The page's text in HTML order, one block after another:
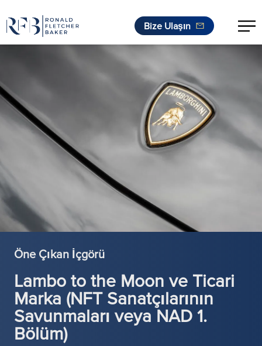
Bize Ulaşın
Öne Çıkan İçgörü
Lambo to the Moon ve Ticari
Marka (NFT Sanatçılarının
Savunmaları veya NAD 1.
Bölüm)